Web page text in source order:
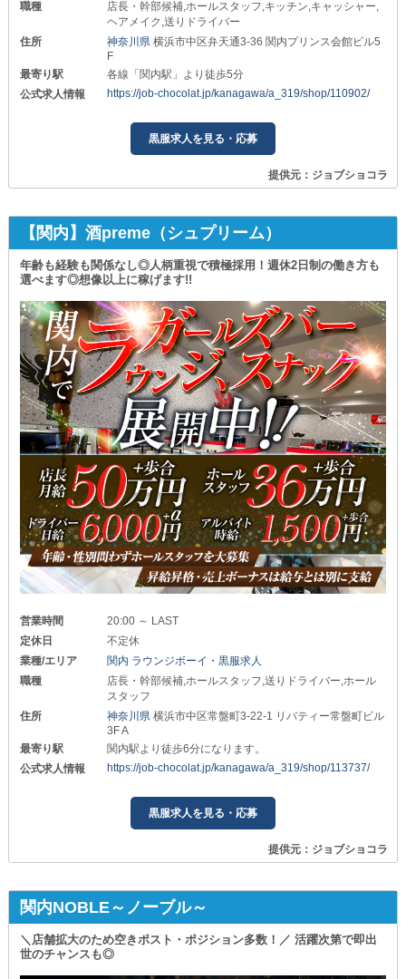
職種
店長・幹部候補,ホールスタッフ,キッチン,キャッシャー,
ヘアメイク,送りドライバー
住所
神奈川県横浜市中区弁天通3-36 関内プリンス会館ビル5
F
最寄り駅
各線「関内駅」より徒歩5分
公式求人情報
https://job-chocolat.jp/kanagawa/a_319/shop/110902/
黒服求人を見る・応募
提供元：ジョブショコラ
【関内】酒preme（シュプリーム）
年齢も経験も関係なし◎人柄重視で積極採用！週休2日制の働き方も
選べます◎想像以上に稼げます!!
営業時間
20:00 ～ LAST
定休日
不定休
業種/エリア
関内 ラウンジボーイ・黒服求人
職種
店長・幹部候補,ホールスタッフ,送りドライバー,ホール
スタッフ
住所
神奈川県横浜市中区常盤町3-22-1 リバティー常盤町ビル
3F A
最寄り駅
関内駅より徒歩6分になります。
公式求人情報
https://job-chocolat.jp/kanagawa/a_319/shop/113737/
黒服求人を見る・応募
提供元：ジョブショコラ
関内NOBLE～ノーブル～
＼店舗拡大のため空きポスト・ポジション多数！／ 活躍次第で即出
世のチャンスも◎